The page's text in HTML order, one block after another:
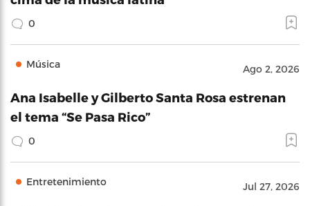
0
Música Ago 2, 2026
Ana Isabelle y Gilberto Santa Rosa estrenan
el tema “Se Pasa Rico”
0
Entretenimiento Jul 27, 2026